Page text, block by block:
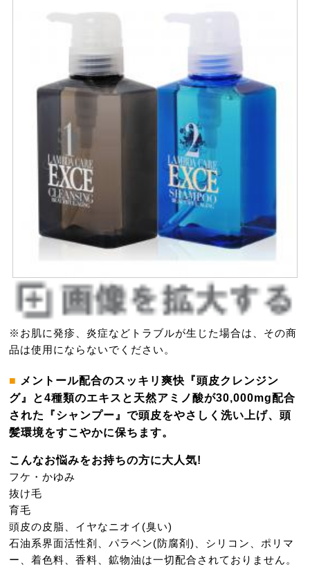
※お肌に発疹、炎症などトラブルが生じた場合は、その商
品は使用にならないでください。
メントール配合のスッキリ爽快『頭皮クレンジン
グ』と4種類のエキスと天然アミノ酸が30,000mg配合
された『シャンプー』で頭皮をやさしく洗い上げ、頭
髪環境をすこやかに保ちます。
こんなお悩みをお持ちの方に大人気!
フケ・かゆみ
抜け毛
育毛
頭皮の皮脂、イヤなニオイ(臭い)
石油系界面活性剤、パラベン(防腐剤)、シリコン、ポリマ
ー、着色料、香料、鉱物油は一切配合されておりません。